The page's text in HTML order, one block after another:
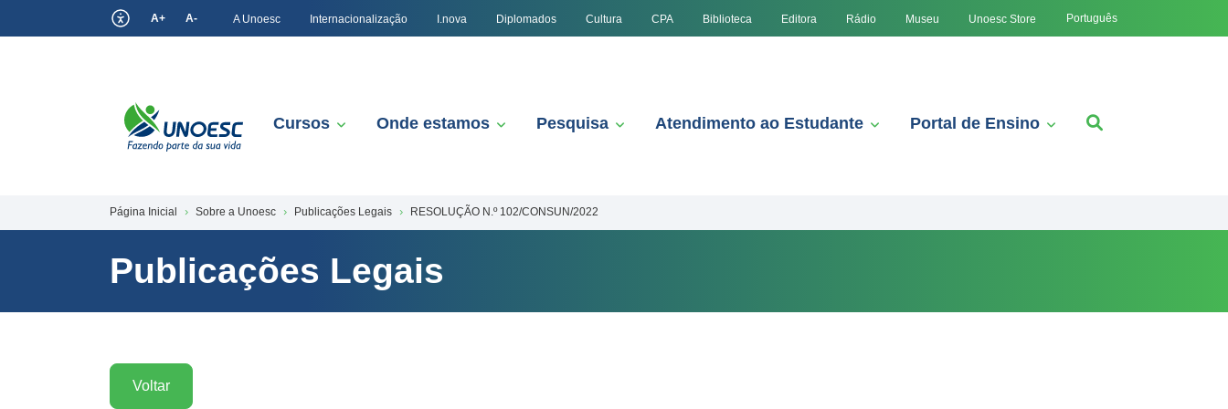
A+ A- A Unoesc Internacionalização I.nova Diplomados Cultura CPA Biblioteca Editora Rádio Museu Unoesc Store Português
Cursos Onde estamos Pesquisa Atendimento ao Estudante Portal de Ensino
Página Inicial Sobre a Unoesc Publicações Legais RESOLUÇÃO N.º 102/CONSUN/2022
Publicações Legais
Voltar